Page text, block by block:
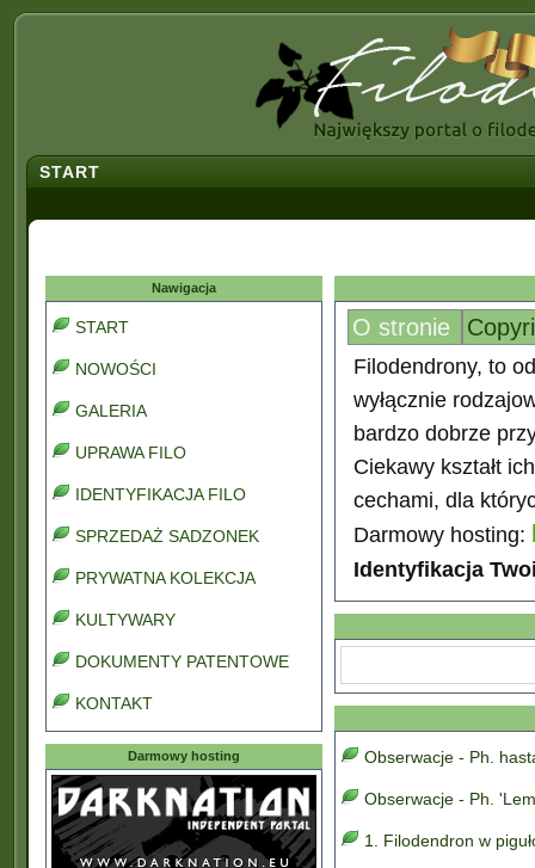
START
Nawigacja
START
NOWOŚCI
GALERIA
UPRAWA FILO
IDENTYFIKACJA FILO
SPRZEDAŻ SADZONEK
PRYWATNA KOLEKCJA
KULTYWARY
DOKUMENTY PATENTOWE
KONTAKT
Darmowy hosting
O stronie
Filodendrony, to
wyłącznie
bardzo dobrze
Ciekawy kształt
cechami, dla
Darmowy hosting:
Identyfikacja
Obserwacje - Ph.
Obserwacje - Ph.
1. Filodendron w